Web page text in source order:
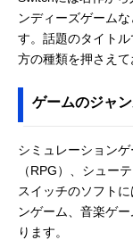
ンディーズゲーム
す。話題のタイト
方の種類を押さえて
ゲームのジャ
シミュレーション
（RPG）、シュー
スイッチのソフト
ンゲーム、音楽ゲ
ります。